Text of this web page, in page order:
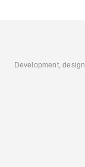
Development,